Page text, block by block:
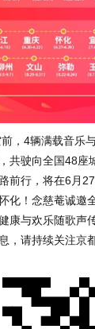
，4辆满载音乐
共驶向全国48座
前行，将在6月
化！念慈菴诚邀
康与欢乐随歌声
，请持续关注京